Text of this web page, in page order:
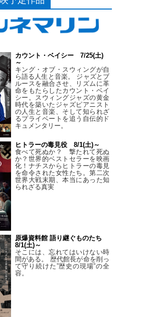
カウント・ベイシー 7/25(土)
～
キング・オブ・スウィングが自
ら語る人生と音楽。 ジャズとブ
ルースを融合させ、リズムに革
命をもたらしたカウント・ベイ
シー。スウィングジャズの黄金
時代を築いたジャズピアニスト
の人生と音楽、そして知られざ
るプライベートを追う自伝的ド
キュメンタリー。
ヒトラーの毒見役 8/1(土)～
食べて死ぬか？ 撃たれて死ぬ
か？世界的ベストセラーを映画
化！ナチスからヒトラーの毒見
を命令された女性たち。第二次
世界大戦末期、本当にあった知
られざる真実
原爆資料館 語り継ぐものたち
8/1(土)～
そこには、忘れてはいけない時
間がある。 歴代館長が命を削っ
て守り続けた”歴史の現場”の全
容。